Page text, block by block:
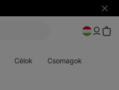
Célok Csomagok